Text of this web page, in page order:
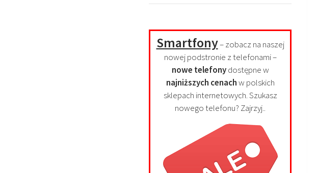
Smartfony– zobacz na naszej
nowej podstronie z telefonami –
nowe telefonydostępne w
najniższych cenachw polskich
sklepach internetowych. Szukasz
nowego telefonu? Zajrzyj..